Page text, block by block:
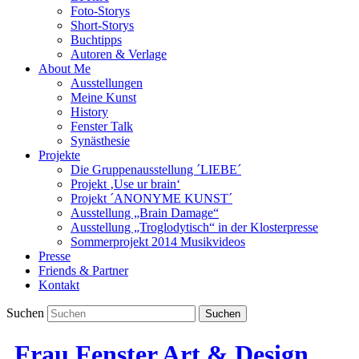
Foto-Storys
Short-Storys
Buchtipps
Autoren & Verlage
About Me
Ausstellungen
Meine Kunst
History
Fenster Talk
Synästhesie
Projekte
Die Gruppenausstellung ´LIEBE´
Projekt ‚Use ur brain‘
Projekt ´ANONYME KUNST´
Ausstellung „Brain Damage“
Ausstellung „Troglodytisch“ in der Klosterpresse
Sommerprojekt 2014 Musikvideos
Presse
Friends & Partner
Kontakt
Suchen